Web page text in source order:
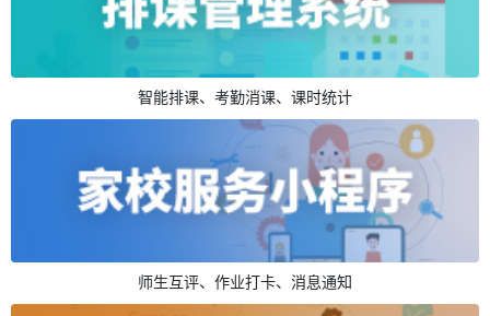
智能排课、考勤消课、课时统计
师生互评、作业打卡、消息通知